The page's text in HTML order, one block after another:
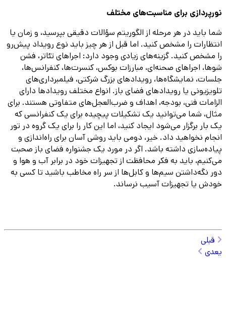
نورپردازی برای مناسبت‌های مختلف
شما باید در هر مرحله از الگوریتم سؤالات دقیقی بپرسید، و زمان یا
انتظارات را مشخص کنید. اما قبل از هر چیز باید نوع رویداد پیش‌رو
را مشخص کنید. گزینه‌های زیادی وجود دارد: اجراهای تئاتر، فشن
شوها، اجراهای صحنه‌ای، مبارزات بوکس، کنسرت‌ها، کنفرانس‌ها،
جلسات، نمایشگاه‌ها، رویدادهای بزرگ شرکتی، فیلمبرداری‌های
تلویزیونی یا رویدادهای فضای باز. انواع مختلف رویدادها دارای
الزامات فنی، بودجه، اهداف و ضرب‌العجل‌های متفاوتی هستند. برای
مثال، شما می‌توانید یک تشکیلات پیچیده برای یک کنفرانسی که
یک بار برگزار می‌شود ایجاد کنید، اما این کار را برای یک گروه در تور
انجام نخواهید داد. خیر، دومی باید روشی آسان برای راه‌اندازی و
پیاده‌سازی داشته باشد. اگر در مورد یک جشنواره فضای باز صحبت
می‌کنیم، باید به فکر محافظت از تجهیزات خود در برابر آب و هوا و
دور نگه‌داشتن سیم‌ها و کابل‌ها از سر راه مخاطب باشید تا کسی به
خودش یا تجهیزات آسیب نرساند.
قبلی
یعدی